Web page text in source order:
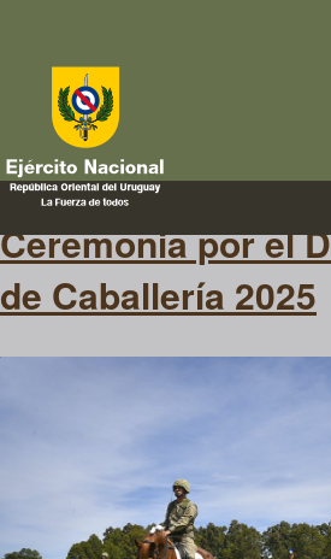
Arma de
Ceremonia por el
de Caballería 2025